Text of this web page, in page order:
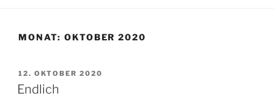
MONAT: OKTOBER 2020
VERÖFFENTLICHT
AM
12. OKTOBER 2020
Endlich